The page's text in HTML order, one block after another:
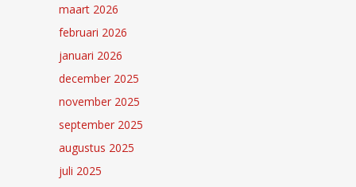
maart 2026
februari 2026
januari 2026
december 2025
november 2025
september 2025
augustus 2025
juli 2025